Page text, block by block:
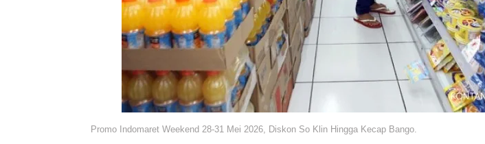
Promo Indomaret Weekend 28-31 Mei 2026, Diskon So Klin Hingga Kecap Bango.